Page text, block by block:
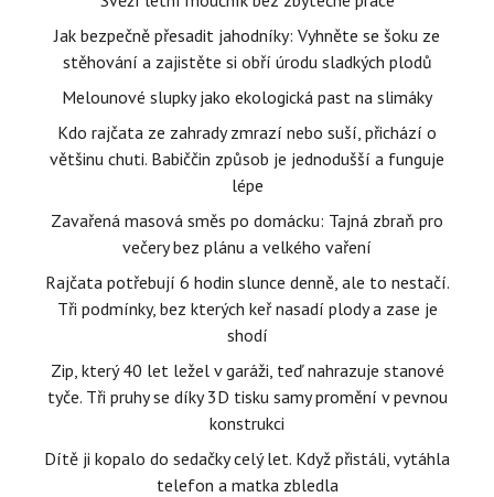
Jak bezpečně přesadit jahodníky: Vyhněte se šoku ze
stěhování a zajistěte si obří úrodu sladkých plodů
Melounové slupky jako ekologická past na slimáky
Kdo rajčata ze zahrady zmrazí nebo suší, přichází o
většinu chuti. Babiččin způsob je jednodušší a funguje
lépe
Zavařená masová směs po domácku: Tajná zbraň pro
večery bez plánu a velkého vaření
Rajčata potřebují 6 hodin slunce denně, ale to nestačí.
Tři podmínky, bez kterých keř nasadí plody a zase je
shodí
Zip, který 40 let ležel v garáži, teď nahrazuje stanové
tyče. Tři pruhy se díky 3D tisku samy promění v pevnou
konstrukci
Dítě ji kopalo do sedačky celý let. Když přistáli, vytáhla
telefon a matka zbledla